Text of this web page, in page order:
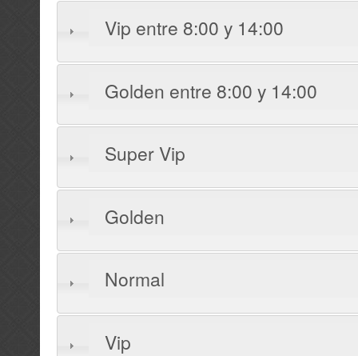
Vip entre 8:00 y 14:00
Golden entre 8:00 y 14:00
Super Vip
Golden
Normal
Vip